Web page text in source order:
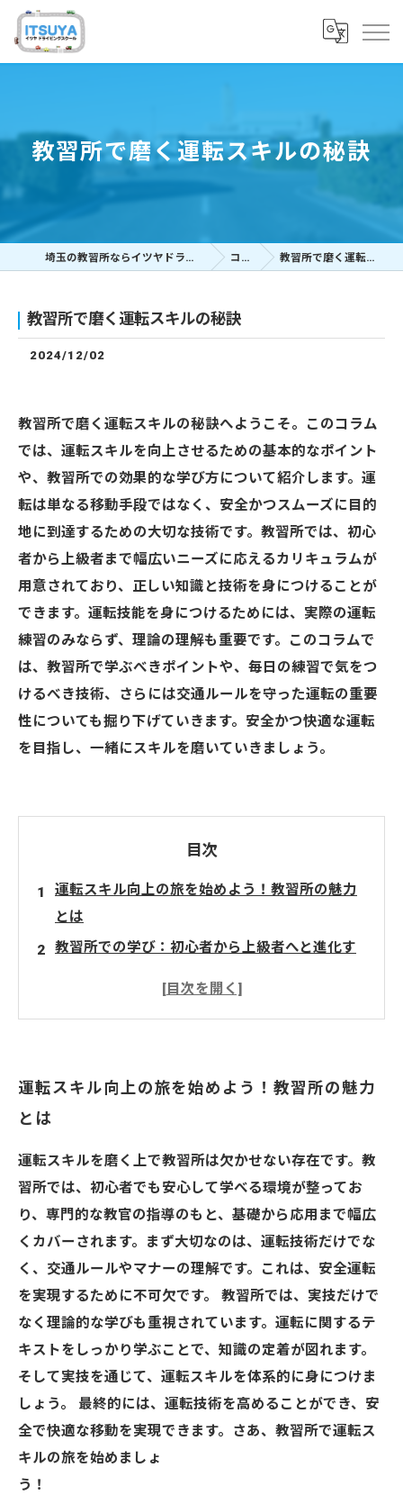
教習所で磨く運転スキルの秘訣
埼玉の教習所ならイツヤドライビングスクール コラム 教習所で磨く運転スキルの秘訣
教習所で磨く運転スキルの秘訣
2024/12/02
教習所で磨く運転スキルの秘訣へようこそ。このコラム
では、運転スキルを向上させるための基本的なポイント
や、教習所での効果的な学び方について紹介します。運
転は単なる移動手段ではなく、安全かつスムーズに目的
地に到達するための大切な技術です。教習所では、初心
者から上級者まで幅広いニーズに応えるカリキュラムが
用意されており、正しい知識と技術を身につけることが
できます。運転技能を身につけるためには、実際の運転
練習のみならず、理論の理解も重要です。このコラムで
は、教習所で学ぶべきポイントや、毎日の練習で気をつ
けるべき技術、さらには交通ルールを守った運転の重要
性についても掘り下げていきます。安全かつ快適な運転
を目指し、一緒にスキルを磨いていきましょう。
目次
運転スキル向上の旅を始めよう！教習所の魅力
とは
教習所での学び：初心者から上級者へと進化す
教習所で学んだ運転スキルを実生活で活かそ
安全かつ快適な運転を目指して：スキルを磨く
道のり
運転スキル向上の旅を始めよう！教習所の魅力
とは
運転スキルを磨く上で教習所は欠かせない存在です。教
習所では、初心者でも安心して学べる環境が整ってお
り、専門的な教官の指導のもと、基礎から応用まで幅広
くカバーされます。まず大切なのは、運転技術だけでな
く、交通ルールやマナーの理解です。これは、安全運転
を実現するために不可欠です。 教習所では、実技だけで
なく理論的な学びも重視されています。運転に関するテ
キストをしっかり学ぶことで、知識の定着が図れます。
そして実技を通じて、運転スキルを体系的に身につけま
しょう。 最終的には、運転技術を高めることができ、安
全で快適な移動を実現できます。さあ、教習所で運転ス
キルの旅を始めましょ
う！